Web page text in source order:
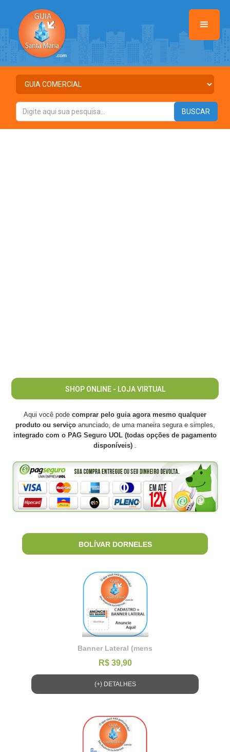
SHOP ONLINE - LOJA VIRTUAL
Aqui você pode comprar pelo guia agora mesmo qualquer
produto ou serviço anunciado, de uma maneira segura e simples,
integrado com o PAG Seguro UOL (todas opções de pagamento
disponíveis) .
BOLÍVAR DORNELES
Banner Lateral (mens
R$ 39,90
(+) DETALHES